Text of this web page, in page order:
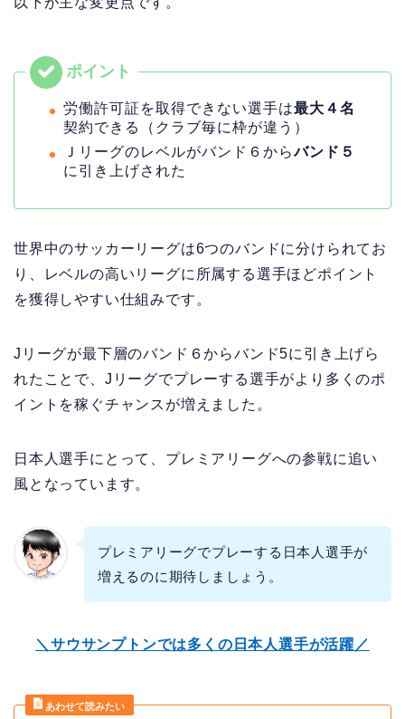
労働許可証を取得できない選手は最大４名
契約できる（クラブ毎に枠が違う）
Ｊリーグのレベルがバンド６からバンド５
に引き上げされた
世界中のサッカーリーグは6つのバンドに分けられてお
り、レベルの高いリーグに所属する選手ほどポイント
を獲得しやすい仕組みです。
Jリーグが最下層のバンド６からバンド5に引き上げら
れたことで、Jリーグでプレーする選手がより多くのポ
イントを稼ぐチャンスが増えました。
日本人選手にとって、プレミアリーグへの参戦に追い
風となっています。
プレミアリーグでプレーする日本人選手が
増えるのに期待しましょう。
＼サウサンプトンでは多くの日本人選手が活躍／